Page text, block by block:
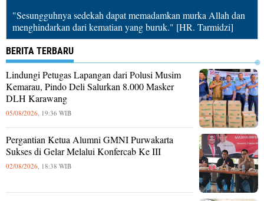
"Sesungguhnya sedekah dapat memadamkan murka Allah dan
menghindarkan dari kematian yang buruk." [HR. Tarmidzi]
BERITA TERBARU
Lindungi Petugas Lapangan dari Polusi Musim
Kemarau, Pindo Deli Salurkan 8.000 Masker
DLH Karawang
05/08/2026, 19:36 WIB
Pergantian Ketua Alumni GMNI Purwakarta
Sukses di Gelar Melalui Konfercab Ke III
02/08/2026, 18:38 WIB